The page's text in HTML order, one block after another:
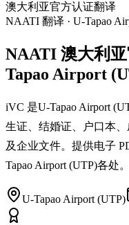
澳大利亚官方认证翻译
NAATI 翻译 · U-Tapao
NAATI 澳大利
Tapao Airport
iVC 是U-Tapao Airport
生证、结婚证、户口本
及企业文件。提供电子
Tapao Airport (UTP)各处。
U-Tapao Airport (UTP)